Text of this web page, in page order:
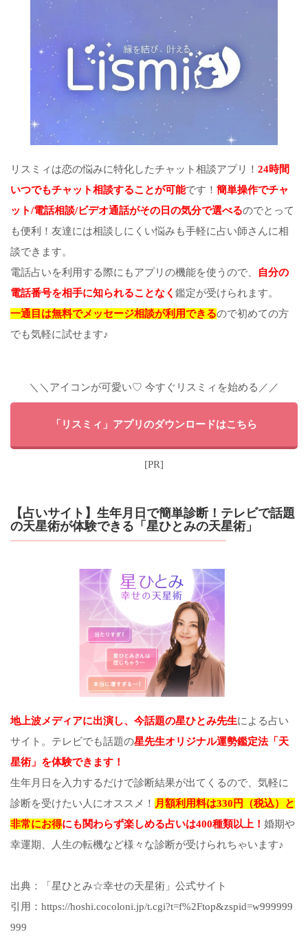
リスミィは恋の悩みに特化したチャット相談アプリ！ 24時間
いつでもチャット相談することが可能です！ 簡単操作でチャ
ット/電話相談/ビデオ通話がその日の気分で選べるのでとって
も便利！友達には相談しにくい悩みも手軽に占い師さんに相
談できます。
電話占いを利用する際にもアプリの機能を使うので、
自分の
電話番号を相手に知られることなく 鑑定が受けられます。
一通目は無料でメッセージ相談が利用できるので初めての方
でも気軽に試せます♪
＼＼アイコンが可愛い♡ 今すぐリスミィを始める／／
「リスミィ」アプリのダウンロードはこちら
[PR]
【占いサイト】生年月日で簡単診断！テレビで話題
の天星術が体験できる「星ひとみの天星術」
地上波メディアに出演し、今話題の星ひとみ先生による占い
サイト。テレビでも話題の星先生オリジナル運勢鑑定法「天
星術」を体験できます！
生年月日を入力するだけで診断結果が出てくるので、気軽に
診断を受けたい人にオススメ！ 月額利用料は330円（税込）と
非常にお得にも関わらず楽しめる占いは400種類以上！ 婚期や
幸運期、人生の転機など様々な診断が受けられちゃいます♪
出典：「星ひとみ☆幸せの天星術」公式サイト
引用：https://hoshi.cocoloni.jp/t.cgi?t=f%2Ftop&zspid=w999999
999